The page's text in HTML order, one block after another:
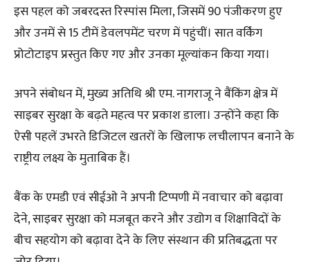
इस पहल को जबरदस्त रिस्पांस मिला, जिसमें 90 पंजीकरण हुए
और उनमें से 15 टीमें डेवलपमेंट चरण में पहुंचीं। सात वर्किंग
प्रोटोटाइप प्रस्तुत किए गए और उनका मूल्यांकन किया गया।
अपने संबोधन में, मुख्य अतिथि श्री एम. नागराजू ने बैंकिंग क्षेत्र में
साइबर सुरक्षा के बढ़ते महत्व पर प्रकाश डाला। उन्होंने कहा कि
ऐसी पहलें उभरते डिजिटल खतरों के खिलाफ लचीलापन बनाने के
राष्ट्रीय लक्ष्य के मुताबिक हैं।
बैंक के एमडी एवं सीईओ ने अपनी टिप्पणी में नवाचार को बढ़ावा
देने, साइबर सुरक्षा को मजबूत करने और उद्योग व शिक्षाविदों के
बीच सहयोग को बढ़ावा देने के लिए संस्थान की प्रतिबद्धता पर